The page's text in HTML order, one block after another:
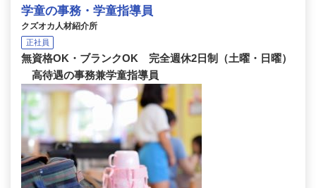
学童の事務・学童指導員
クズオカ人材紹介所
正社員
無資格OK・ブランクOK 完全週休2日制（土曜・日曜）
高待遇の事務兼学童指導員